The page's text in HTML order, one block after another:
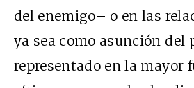
del enemigo– o en las
ya sea como asunción del
representado en la mayor